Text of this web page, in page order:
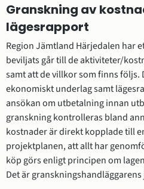
Granskning av
lägesrapport
Region Jämtland Härjedalen har
beviljats går till de aktiviteter/
samt att de villkor som finns följs.
ekonomiskt underlag samt
ansökan om utbetalning innan
granskning kontrolleras bland
kostnader är direkt kopplade till
projektplanen, att allt har
köp görs enligt principen om
Det är